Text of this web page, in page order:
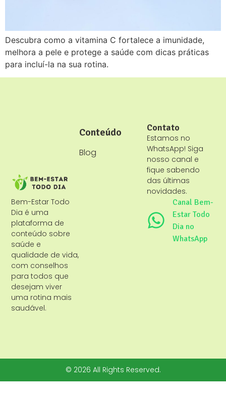
Descubra como a vitamina C fortalece a imunidade,
melhora a pele e protege a saúde com dicas práticas
para incluí-la na sua rotina.
Bem-Estar Todo
Dia é uma
plataforma de
conteúdo sobre
saúde e
qualidade de vida,
com conselhos
para todos que
desejam viver
uma rotina mais
saudável.
Conteúdo
Blog
Contato
Estamos no
WhatsApp! Siga
nosso canal e
fique sabendo
das últimas
novidades.
Canal Bem-
Estar Todo
Dia no
WhatsApp
© 2026 All Rights Reserved.